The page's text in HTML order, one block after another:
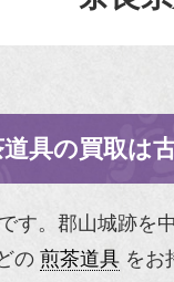
具の買取は
す。郡山城跡を
の 煎茶道具 をお